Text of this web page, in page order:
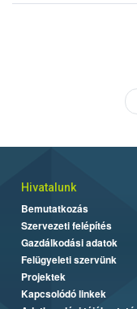
Hivatalunk
Bemutatkozás
Szervezeti felépítés
Gazdálkodási adatok
Felügyeleti szervünk
Projektek
Kapcsolódó linkek